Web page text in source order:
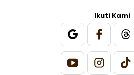
Ikuti Kami